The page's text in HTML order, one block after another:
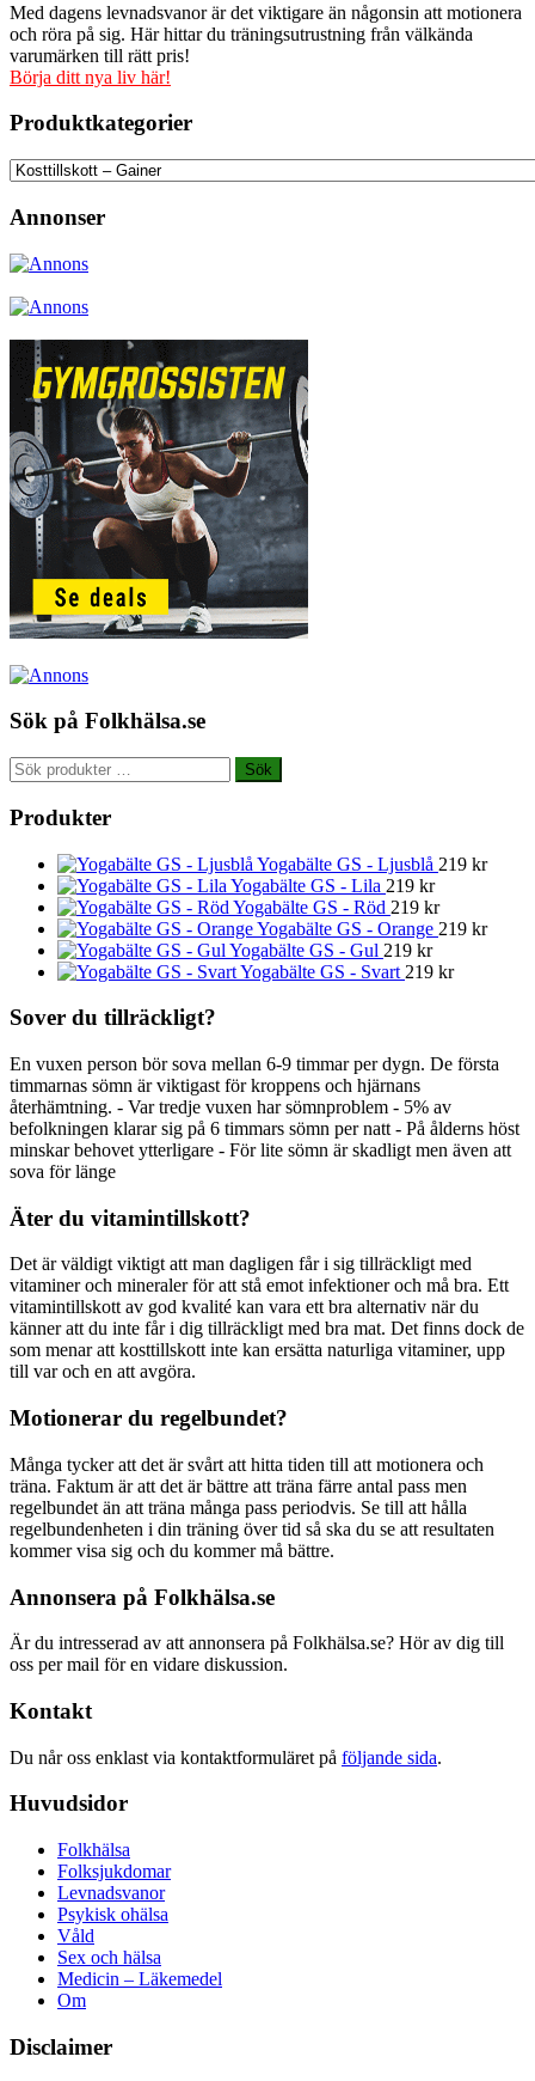
Med dagens levnadsvanor är det viktigare än någonsin att motionera
och röra på sig. Här hittar du träningsutrustning från välkända
varumärken till rätt pris!
Börja ditt nya liv här!
Produktkategorier
Annonser
Sök på Folkhälsa.se
Sök
efter:
Sök
Produkter
Yogabälte GS - Ljusblå 219 kr
Yogabälte GS - Lila 219 kr
Yogabälte GS - Röd 219 kr
Yogabälte GS - Orange 219 kr
Yogabälte GS - Gul 219 kr
Yogabälte GS - Svart 219 kr
Sover du tillräckligt?
En vuxen person bör sova mellan 6-9 timmar per dygn. De första
timmarnas sömn är viktigast för kroppens och hjärnans
återhämtning. - Var tredje vuxen har sömnproblem - 5% av
befolkningen klarar sig på 6 timmars sömn per natt - På ålderns höst
minskar behovet ytterligare - För lite sömn är skadligt men även att
sova för länge
Äter du vitamintillskott?
Det är väldigt viktigt att man dagligen får i sig tillräckligt med
vitaminer och mineraler för att stå emot infektioner och må bra. Ett
vitamintillskott av god kvalité kan vara ett bra alternativ när du
känner att du inte får i dig tillräckligt med bra mat. Det finns dock de
som menar att kosttillskott inte kan ersätta naturliga vitaminer, upp
till var och en att avgöra.
Motionerar du regelbundet?
Många tycker att det är svårt att hitta tiden till att motionera och
träna. Faktum är att det är bättre att träna färre antal pass men
regelbundet än att träna många pass periodvis. Se till att hålla
regelbundenheten i din träning över tid så ska du se att resultaten
kommer visa sig och du kommer må bättre.
Annonsera på Folkhälsa.se
Är du intresserad av att annonsera på Folkhälsa.se? Hör av dig till
oss per mail för en vidare diskussion.
Kontakt
Du når oss enklast via kontaktformuläret på följande sida.
Huvudsidor
Folkhälsa
Folksjukdomar
Levnadsvanor
Psykisk ohälsa
Våld
Sex och hälsa
Medicin – Läkemedel
Om
Disclaimer